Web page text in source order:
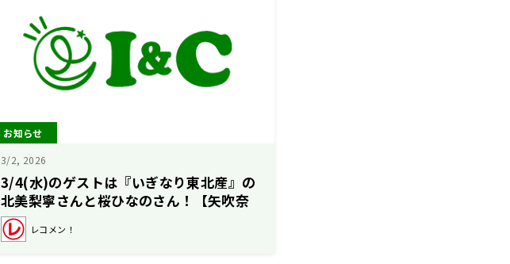
お知らせ
3/2, 2026
3/4(水)のゲストは『いぎなり東北産』の
北美梨寧さんと桜ひなのさん！【矢吹奈
子のレコメン！】
レコメン！